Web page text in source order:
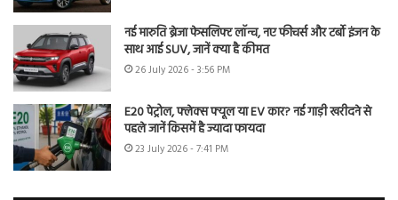
नई मारुति ब्रेजा फेसलिफ्ट लॉन्च, नए फीचर्स और टर्बो इंजन के
साथ आई SUV, जानें क्या है कीमत
26 July 2026 - 3:56 PM
E20 पेट्रोल, फ्लेक्स फ्यूल या EV कार? नई गाड़ी खरीदने से
पहले जानें किसमें है ज्यादा फायदा
23 July 2026 - 7:41 PM